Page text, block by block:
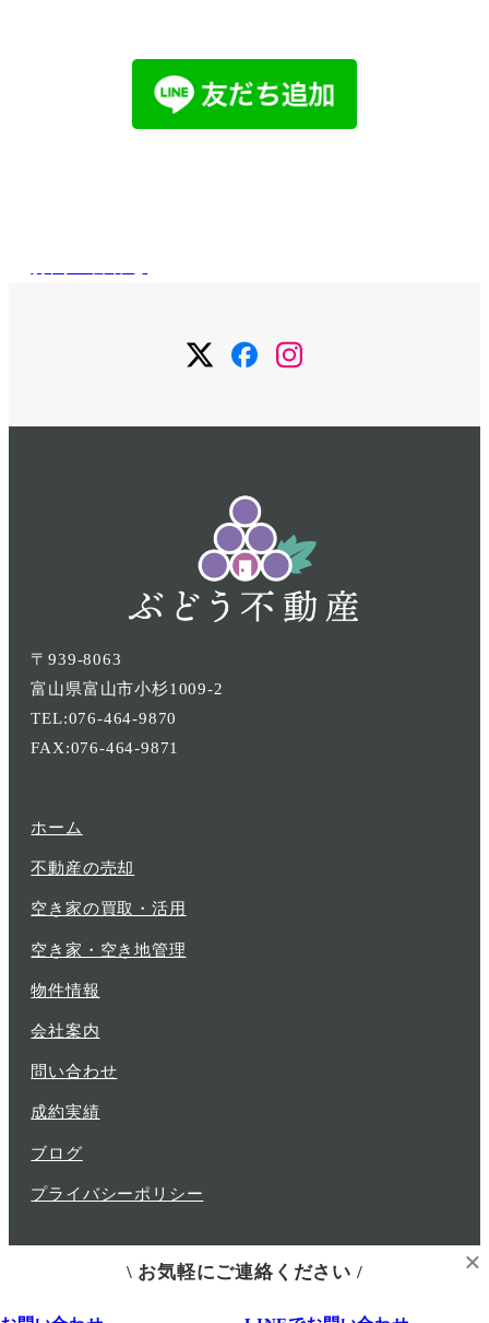
ニ
項
メ
ニ
項
メ
ニ
項
〒939-8063
富山県富山市小杉1009-2
TEL:076-464-9870
FAX:076-464-9871
ホーム
不動産の売却
空き家の買取・活用
空き家・空き地管理
物件情報
会社案内
問い合わせ
成約実績
ブログ
プライバシーポリシー
\ お気軽にご連絡ください / ×